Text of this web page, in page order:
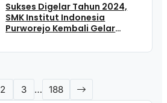
Sukses Digelar Tahun 2024,
SMK Institut Indonesia
Purworejo Kembali Gelar
2 3 … 188